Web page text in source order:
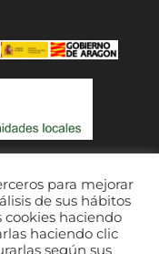
para mejorar
de sus hábitos
cookies haciendo
haciendo clic
según sus